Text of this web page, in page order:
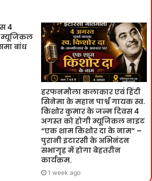
4
म्यूजिकल
बांध
हरफनमौला कलाकार एवं हिंदी
सिनेमा के महान पार्श्व गायक स्व.
किशोर कुमार के जन्म दिवस 4
अगस्त को होगी म्यूजिकल नाइट
“एक शाम किशोर दा के नाम” –
पुरानी इटारसी के अभिनंदन
सभागृह में होगा बेहतरीन
कार्यक्रम.
1 week ago